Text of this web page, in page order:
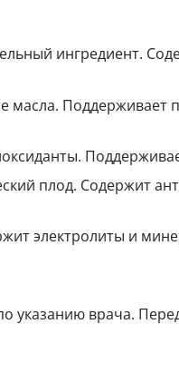
ингредиент.
Поддерживает
плод. Содержит
электролиты и
указанию врача.